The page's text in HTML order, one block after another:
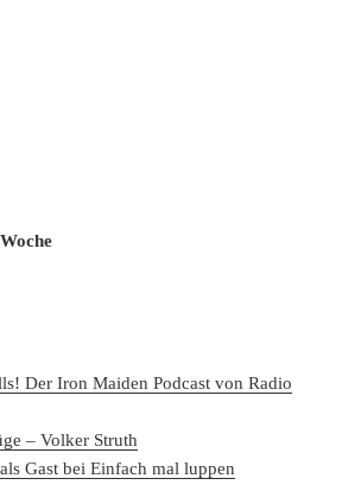
Der Iron Maiden Podcast von Radio
– Volker Struth
Gast bei Einfach mal luppen